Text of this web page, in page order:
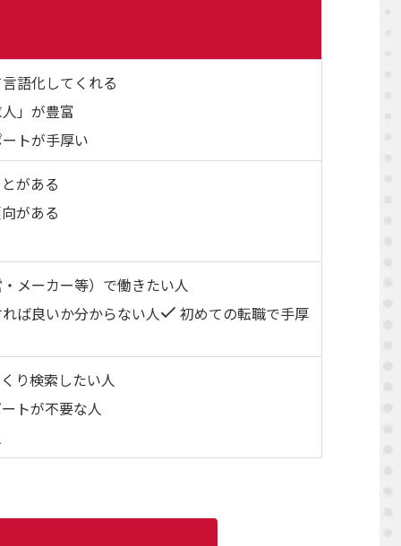
語化してくれる
」が豊富
トが手厚い
がある
がある
メーカー等）で働きたい人
ば良いか分からない人
初めての転職で手厚
り検索したい人
トが不要な人